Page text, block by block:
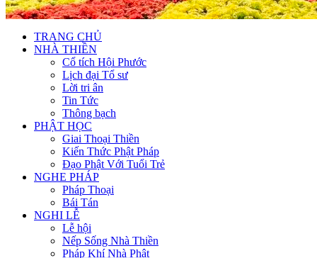
TRANG CHỦ
NHÀ THIỀN
Cổ tích Hội Phước
Lịch đại Tổ sư
Lời tri ân
Tin Tức
Thông bạch
PHẬT HỌC
Giai Thoại Thiền
Kiến Thức Phật Pháp
Đạo Phật Với Tuổi Trẻ
NGHE PHÁP
Pháp Thoại
Bái Tán
NGHI LỄ
Lễ hội
Nếp Sống Nhà Thiền
Pháp Khí Nhà Phật